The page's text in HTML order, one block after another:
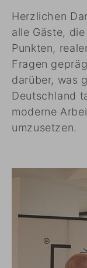
Herzlichen
alle Gäste,
Punkten,
Fragen
darüber, was
Deutschland
moderne
umzusetzen.